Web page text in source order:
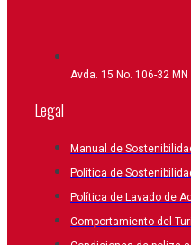
Avda. 15 No. 106-32
Legal
Manual de
Política de
Política de Lavado de
Comportamiento del